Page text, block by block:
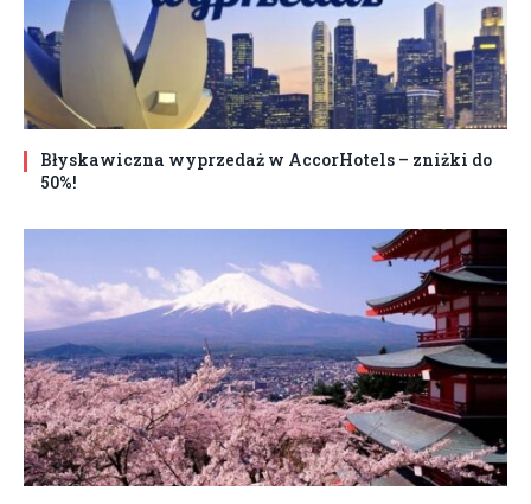
Błyskawiczna wyprzedaż w AccorHotels – zniżki do
50%!